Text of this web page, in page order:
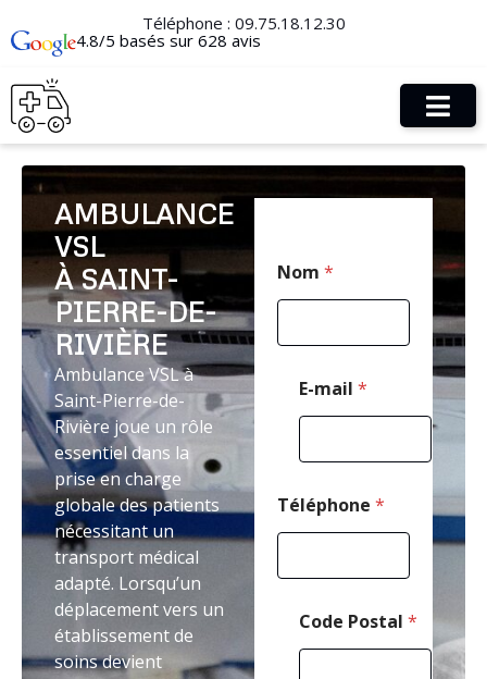
Téléphone : 09.75.18.12.30
4.8/5 basés sur 628 avis
AMBULANCE
VSL
À SAINT-
PIERRE-DE-
RIVIÈRE
Ambulance VSL à
Saint-Pierre-de-
Rivière joue un rôle
essentiel dans la
prise en charge
globale des patients
nécessitant un
transport médical
adapté. Lorsqu’un
déplacement vers un
établissement de
soins devient
Nom *
E-mail *
P
o
s
t
a
l
N
o
m
N
Téléphone *
Code Postal *